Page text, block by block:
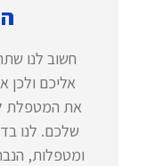
חשוב לנו
אליכם ולכן
את המטפלת
שלכם. לנו
ומטפלות,